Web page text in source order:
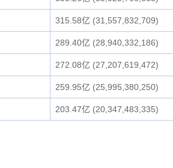
315.58亿 (31,557,832,709)
289.40亿 (28,940,332,186)
272.08亿 (27,207,619,472)
259.95亿 (25,995,380,250)
203.47亿 (20,347,483,335)